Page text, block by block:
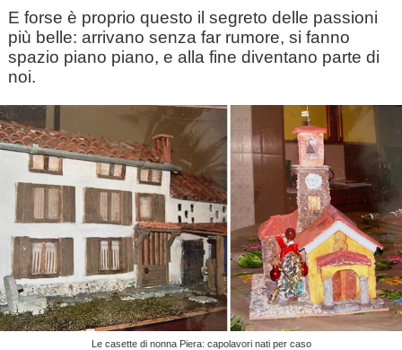
E forse è proprio questo il segreto delle passioni
più belle: arrivano senza far rumore, si fanno
spazio piano piano, e alla fine diventano parte di
noi.
Le casette di nonna Piera: capolavori nati per caso